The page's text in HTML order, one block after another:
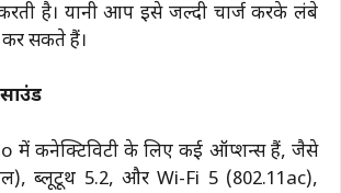
करती है। यानी आप इसे जल्दी चार्ज करके लंबे
सकते हैं।
में कनेक्टिविटी के लिए कई ऑप्शन्स हैं, जैसे
ब्लूटूथ 5.2, और Wi-Fi 5 (802.11ac),